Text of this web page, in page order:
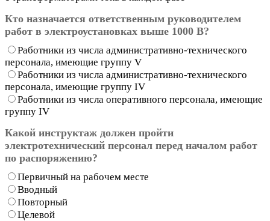
Кто назначается ответственным руководителем
работ в электроустановках выше 1000 В?
Работники из числа административно-технического
персонала, имеющие группу V
Работники из числа административно-технического
персонала, имеющие группу IV
Работники из числа оперативного персонала, имеющие
группу IV
Какой инструктаж должен пройти
электротехнический персонал перед началом работ
по распоряжению?
Первичный на рабочем месте
Вводный
Повторный
Целевой